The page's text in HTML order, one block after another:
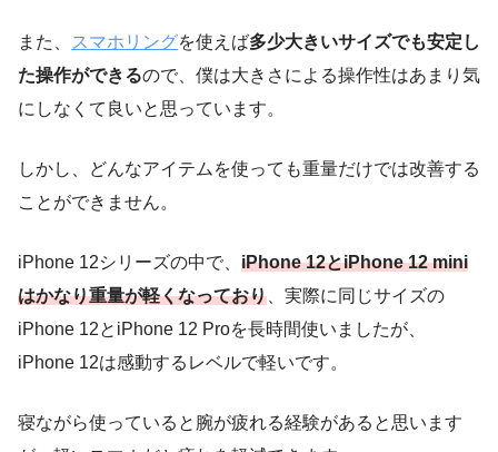
また、 スマホリングを使えば多少大きいサイズでも安定し
た操作ができるので、僕は大きさによる操作性はあまり気
にしなくて良いと思っています。
しかし、どんなアイテムを使っても重量だけでは改善する
ことができません。
iPhone 12シリーズの中で、 iPhone 12とiPhone 12 mini
はかなり重量が軽くなっており 、実際に同じサイズの
iPhone 12とiPhone 12 Proを長時間使いましたが、
iPhone 12は感動するレベルで軽いです。
寝ながら使っていると腕が疲れる経験があると思います